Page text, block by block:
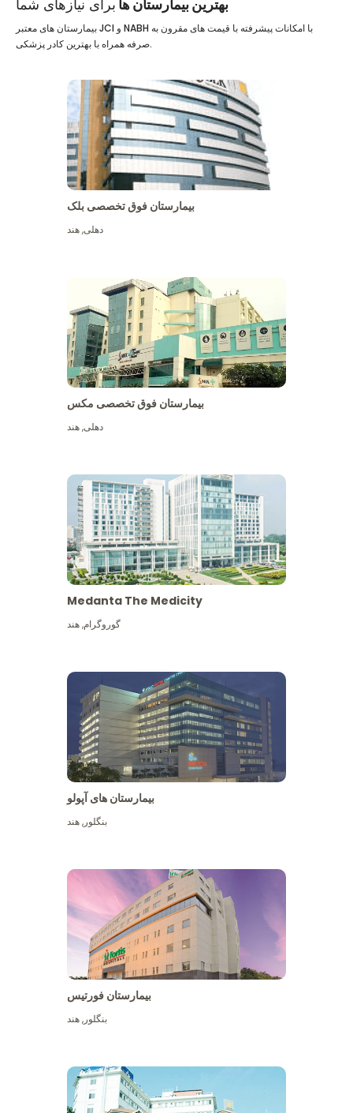
بهترین بیمارستان ها برای نیازهای شما
بیمارستان های معتبر JCI و NABH با امکانات پیشرفته با قیمت های مقرون به
صرفه همراه با بهترین کادر پزشکی.
بیمارستان فوق تخصصی بلک
دهلی,هند
بیمارستان فوق تخصصی مکس
دهلی,هند
Medanta The Medicity
گوروگرام,هند
بیمارستان های آپولو
بنگلور,هند
بیمارستان فورتیس
بنگلور,هند